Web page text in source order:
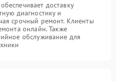
доставку
диагностику и
срочный ремонт. Клиенты
онлайн. Также
обслуживание для